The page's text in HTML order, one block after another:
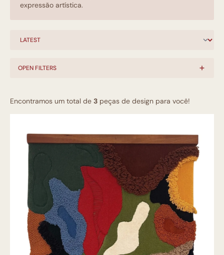
expressão artística.
OPEN FILTERS
Encontramos um total de 3 peças de design para você!